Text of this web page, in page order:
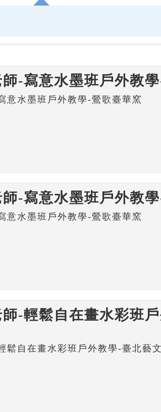
-寫意水墨班戶外教
意水墨班戶外教學-鶯歌臺華窯
-寫意水墨班戶外教
意水墨班戶外教學-鶯歌臺華窯
-輕鬆自在畫水彩班
鬆自在畫水彩班戶外教學-臺北藝